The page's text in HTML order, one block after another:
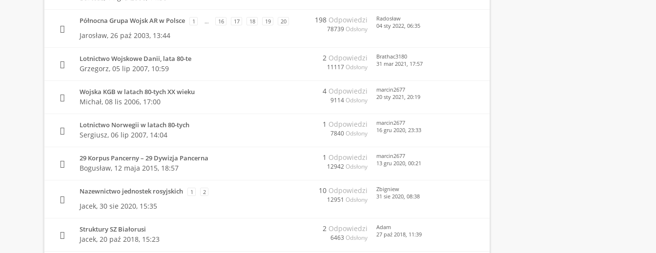
Północna Grupa Wojsk AR w Polsce 1 … 16 17 18 19 20
Jarosław, 26 paź 2003, 13:44
198 Odpowiedzi
78739 Odsłony
Radosław
04 sty 2022, 06:35
Lotnictwo Wojskowe Danii, lata 80-te
Grzegorz, 05 lip 2007, 10:59
2 Odpowiedzi
11117 Odsłony
Brathac3180
31 mar 2021, 17:57
Wojska KGB w latach 80-tych XX wieku
Michał, 08 lis 2006, 17:00
4 Odpowiedzi
9114 Odsłony
marcin2677
20 sty 2021, 20:19
Lotnictwo Norwegii w latach 80-tych
Sergiusz, 06 lip 2007, 14:04
1 Odpowiedzi
7840 Odsłony
marcin2677
16 gru 2020, 23:33
29 Korpus Pancerny – 29 Dywizja Pancerna
Bogusław, 12 maja 2015, 18:57
1 Odpowiedzi
12942 Odsłony
marcin2677
13 gru 2020, 00:21
Nazewnictwo jednostek rosyjskich 1 2
Jacek, 30 sie 2020, 15:35
10 Odpowiedzi
12951 Odsłony
Zbigniew
31 sie 2020, 08:38
Struktury SZ Białorusi
Jacek, 20 paź 2018, 15:23
2 Odpowiedzi
6463 Odsłony
Adam
27 paź 2018, 11:39